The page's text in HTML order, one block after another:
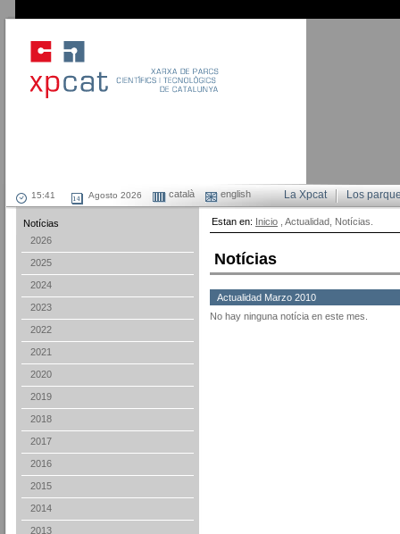
Agosto 2026 català english Los
La Xpcat
Notícias
2026
2025
2024
2023
2022
2021
2020
2019
2018
2017
2016
2015
2014
2013
Estan en: Inicio , Actualidad, Notícias.
Notícias
Actualidad Marzo 2010
No hay ninguna notícia en este mes.